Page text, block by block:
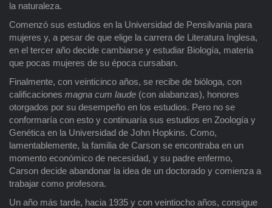
la naturaleza.
Comenzó sus estudios en la Universidad de Pensilvania para
mujeres y, a pesar de que elige la carrera de Literatura Inglesa,
en el tercer año decide cambiarse y estudiar Biología, materia
que pocas mujeres de su época cursaban.
Finalmente, con veinticinco años, se recibe de bióloga, con
calificaciones magna cum laude (con alabanzas), honores
otorgados por su desempeño en los estudios. Pero no se
conformaría con esto y continuaría sus estudios en Zoología y
Genética en la Universidad de John Hopkins. Como,
lamentablemente, la familia de Carson se encontraba en un
momento económico de necesidad, y su padre enfermo,
Carson decide abandonar la idea de un doctorado y comienza a
trabajar como profesora.
Un año más tarde, hacia 1935 y con veintiocho años, consigue